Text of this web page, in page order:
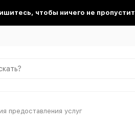
чтобы ничего не
предоставления услуг